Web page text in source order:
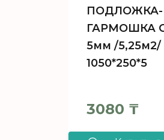
ПОДЛОЖКА-
ГАРМОШКА
5мм /5,25м2/
1050*250*5
3080 ₸